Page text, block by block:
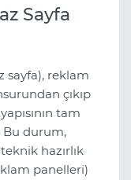
Sayfa
sayfa), reklam
çıkıp
tam
Bu durum,
hazırlık
panelleri)